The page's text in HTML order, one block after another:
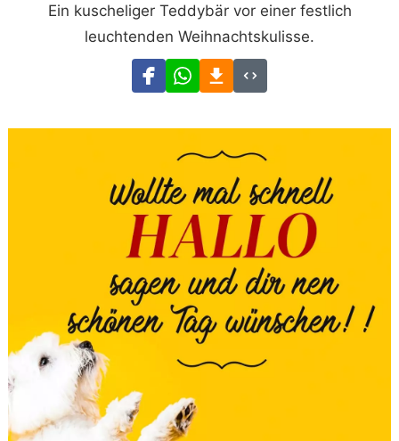
Ein kuscheliger Teddybär vor einer festlich
leuchtenden Weihnachtskulisse.